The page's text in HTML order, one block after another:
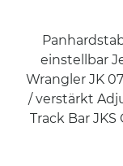
einstellbar
Wrangler JK
/ verstärkt
Track Bar JKS